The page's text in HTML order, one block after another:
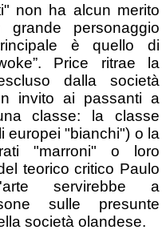
non ha alcun merito
personaggio
è quello di
Price ritrae la
dalla società
invito ai passanti a
classe: la classe
europei "bianchi") o la
"marroni" o loro
teorico critico Paulo
servirebbe a
sulle presunte
società olandese.